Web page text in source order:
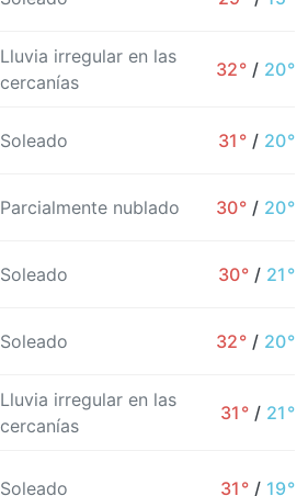
Lluvia irregular en las
cercanías
32° / 20°
Soleado 31° / 20°
Parcialmente nublado 30° / 20°
Soleado 30° / 21°
Soleado 32° / 20°
Lluvia irregular en las
cercanías
31° / 21°
Soleado 31° / 19°